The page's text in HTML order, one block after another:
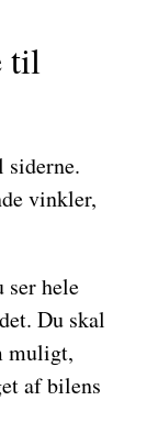
til
siderne.
vinkler,
ser hele
Du skal
muligt,
af bilens